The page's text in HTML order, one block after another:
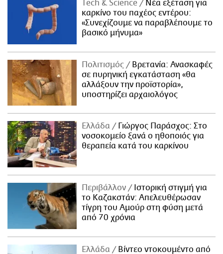
Τech & Science
Νέα εξέταση για
καρκίνο του παχέος εντέρου:
«Συνεχίζουμε να παραβλέπουμε το
βασικό μήνυμα»
Πολιτισμός
Βρετανία: Ανασκαφές
σε πυρηνική εγκατάσταση «θα
αλλάξουν την προϊστορία»,
υποστηρίζει αρχαιολόγος
Ελλάδα
Γιώργος Παράσχος: Στο
νοσοκομείο ξανά ο ηθοποιός για
θεραπεία κατά του καρκίνου
Περιβάλλον
Ιστορική στιγμή για
το Καζακστάν: Απελευθέρωσαν
τίγρη του Αμούρ στη φύση μετά
από 70 χρόνια
Ελλάδα
Βίντεο ντοκουμέντο από